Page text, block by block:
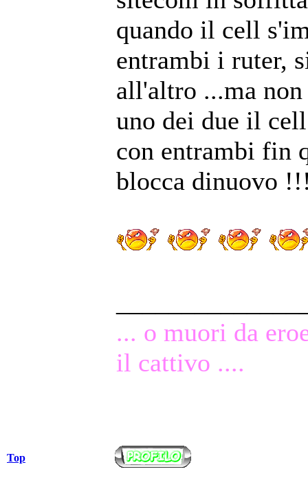
quando il cell
entrambi i ruter,
all'altro ...ma non
uno dei due il
con entrambi fin
blocca dinuovo
... o muori da
il cattivo ....
Top